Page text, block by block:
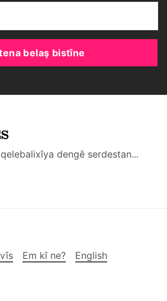
belaş bistîne
dengê serdestan...
Em kî ne?
English